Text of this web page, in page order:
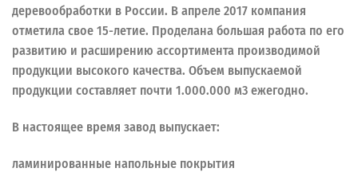
деревообработки в России. В апреле 2017 компания
отметила свое 15-летие. Проделана большая работа по его
развитию и расширению ассортимента производимой
продукции высокого качества. Объем выпускаемой
продукции составляет почти 1.000.000 м3 ежегодно.
В настоящее время завод выпускает:
ламинированные напольные покрытия